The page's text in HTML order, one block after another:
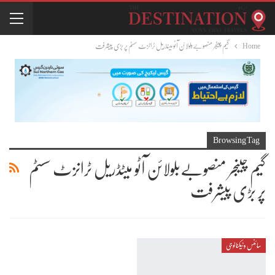
Home گیم چینجر منصوبےبلولائن آٹو میٹڈریل ٹرانزٹ سسٹم پر بڑی پیشرفت
Browsing Tag
گیم چینجر منصوبےبلولائن آٹو میٹڈریل ٹرانزٹ سسٹم
پر بڑی پیشرفت
سائنس وٹیکنالوجی